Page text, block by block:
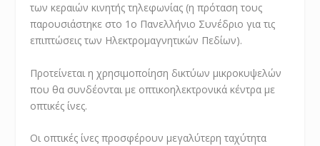
των κεραιών κινητής τηλεφωνίας (η πρόταση τους
παρουσιάστηκε στο 1 ο Πανελλήνιο Συνέδριο για τις
επιπτώσεις των Ηλεκτρομαγνητικών Πεδίων).
Προτείνεται η χρησιμοποίηση δικτύων μικροκυψελών
που θα συνδέονται με οπτικοηλεκτρονικά κέντρα με
οπτικές ίνες.
Οι οπτικές ίνες προσφέρουν μεγαλύτερη ταχύτητα